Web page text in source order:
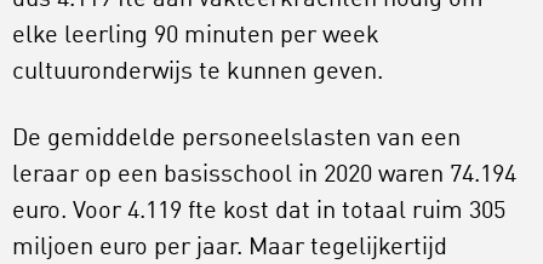
elke leerling 90 minuten per week
cultuuronderwijs te kunnen geven.
De gemiddelde personeelslasten van een
leraar op een basisschool in 2020 waren 74.194
euro. Voor 4.119 fte kost dat in totaal ruim 305
miljoen euro per jaar. Maar tegelijkertijd